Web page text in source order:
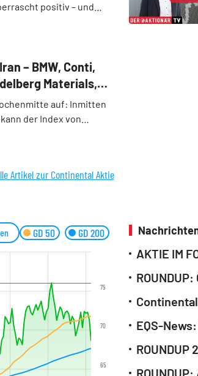
positiv – und
Die Börse reagiert
– BMW, Conti,
Materials,
im Check
auf: Inmitten
der Index von
Iran-Krieg profitieren.
Artikel zur Continental Aktie
GD 50 GD 200
65
70
75